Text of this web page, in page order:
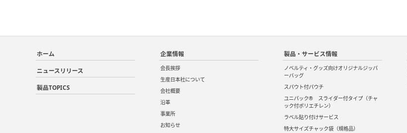
ホーム
ニュースリリース
製品TOPICS
企業情報
会長挨拶
生産日本社について
会社概要
沿革
事業所
お知らせ
製品・サービス情報
ノベルティ・グッズ向けオリジナルジッパ
ーバッグ
スパウト付パウチ
ユニパック® スライダー付タイプ（チャ
ック付ポリエチレン）
ラベル貼り付けサービス
特大サイズチャック袋（規格品）